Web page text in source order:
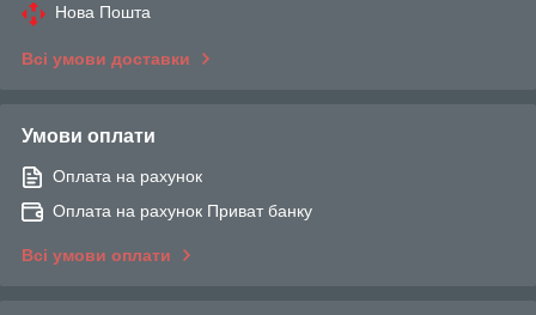
Нова Пошта
Всі умови доставки
Умови оплати
Оплата на рахунок
Оплата на рахунок Приват банку
Всі умови оплати